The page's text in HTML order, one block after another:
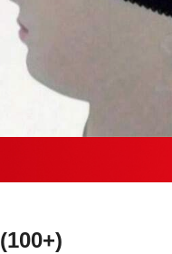
(100+)